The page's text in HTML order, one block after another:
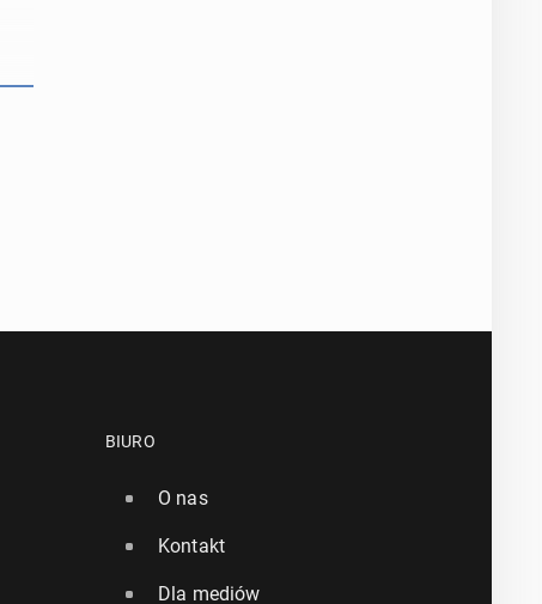
BIURO
O nas
Kontakt
Dla mediów